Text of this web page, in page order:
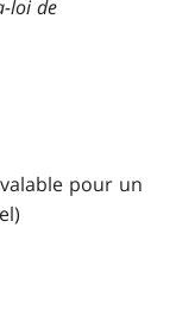
loi de
pour un